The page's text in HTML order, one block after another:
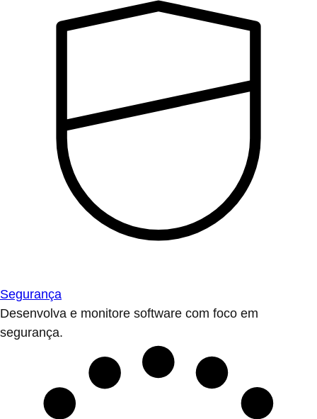
Segurança
Desenvolva e monitore software com foco em
segurança.